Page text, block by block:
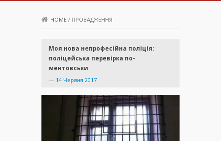
HOME / ПРОВАДЖЕННЯ
Моя нова непрофесійна поліція:
поліцейська перевірка по-
ментовськи
— 14 Червня 2017